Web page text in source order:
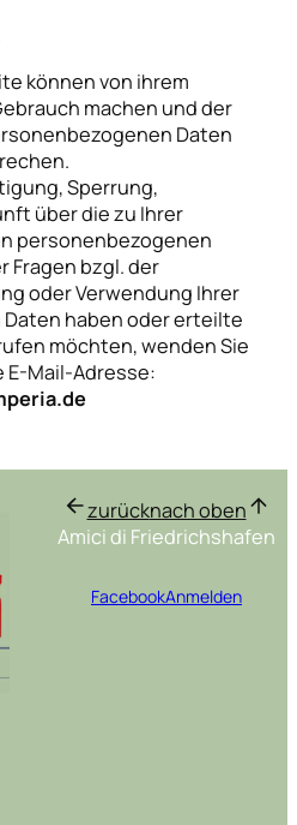
können von ihrem
machen und der
Daten
Sperrung,
über die zu Ihrer
personenbezogenen
Fragen bzgl. der
oder Verwendung Ihrer
haben oder erteilte
möchten, wenden Sie
E-Mail-Adresse:
zurücknach oben
Amici di Friedrichshafen
FacebookAnmelden